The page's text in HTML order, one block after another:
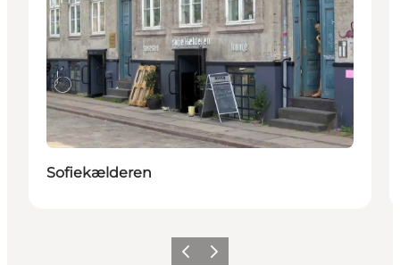
Sofiekælderen
Vorige Volgende